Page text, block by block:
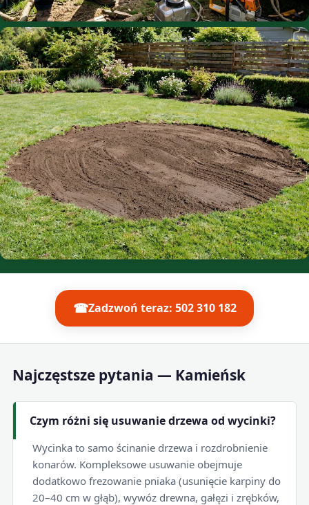
☎Zadzwoń teraz: 502 310 182
Najczęstsze pytania — Kamieńsk
Czym różni się usuwanie drzewa od wycinki?
Wycinka to samo ścinanie drzewa i rozdrobnienie
konarów. Kompleksowe usuwanie obejmuje
dodatkowo frezowanie pniaka (usunięcie karpiny do
20–40 cm w głąb), wywóz drewna, gałęzi i zrębków,